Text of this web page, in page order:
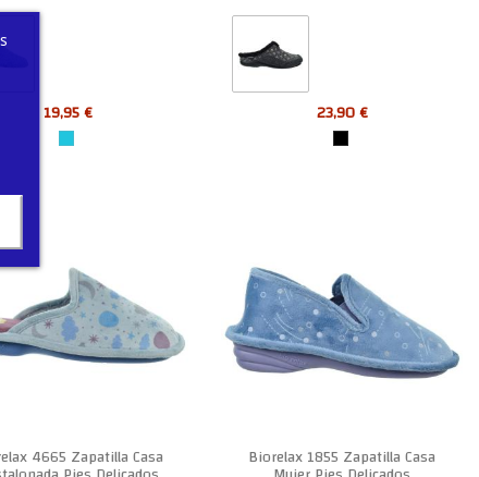
19,95 € 23,90 €
4665 Zapatilla Casa Biorelax 1855 Zapatilla Casa